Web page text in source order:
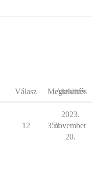
Válasz Megtekintés
Aktivitás
12 353
2023.
november
20.